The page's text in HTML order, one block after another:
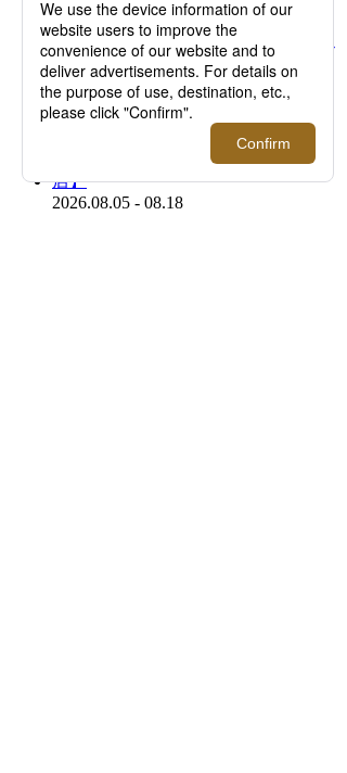
2026.08.05 - 08.18
＜モロー・パリ＞｜マーカージュペイントバ
ッグ 「One Of A Kind」コレクションを期間
限定でご紹介【伊勢丹新宿店】
2026.08.05 - 08.18